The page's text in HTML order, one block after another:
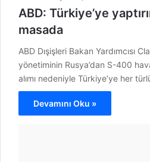
ABD: Türkiye’ye
masada
ABD Dışişleri Bakan Yardımcısı
yönetiminin Rusya’dan S-400
alımı nedeniyle Türkiye’ye her
Devamını Oku »